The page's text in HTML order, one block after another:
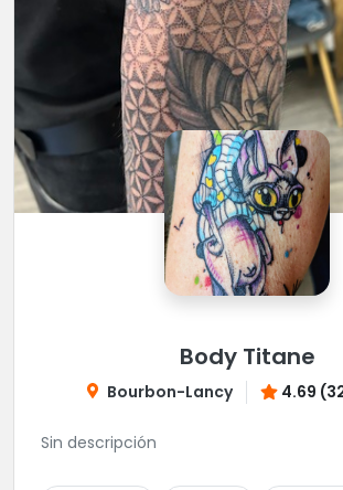
Body Titane
Bourbon-Lancy 4.69
Sin descripción